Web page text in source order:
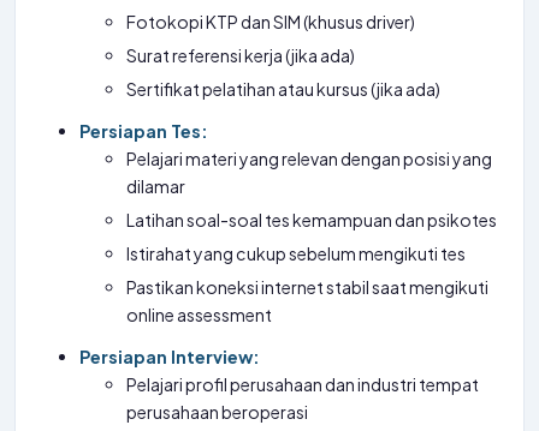
Fotokopi KTP dan SIM (khusus driver)
Surat referensi kerja (jika ada)
Sertifikat pelatihan atau kursus (jika ada)
Persiapan Tes:
Pelajari materi yang relevan dengan posisi yang
dilamar
Latihan soal-soal tes kemampuan dan psikotes
Istirahat yang cukup sebelum mengikuti tes
Pastikan koneksi internet stabil saat mengikuti
online assessment
Persiapan Interview:
Pelajari profil perusahaan dan industri tempat
perusahaan beroperasi